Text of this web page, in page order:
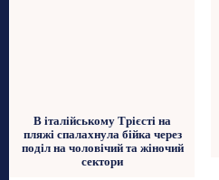
В італійському Трієсті на
пляжі спалахнула бійка через
поділ на чоловічий та жіночий
сектори